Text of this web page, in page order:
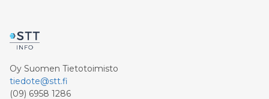
Oy Suomen Tietotoimisto
tiedote@stt.fi
(09) 6958 1286